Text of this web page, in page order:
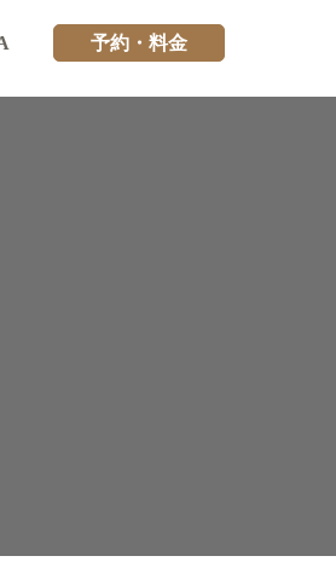
予約・料金